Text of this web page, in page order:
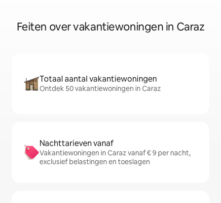
Feiten over vakantiewoningen in Caraz
Totaal aantal vakantiewoningen
Ontdek 50 vakantiewoningen in Caraz
Nachttarieven vanaf
Vakantiewoningen in Caraz vanaf € 9 per nacht,
exclusief belastingen en toeslagen